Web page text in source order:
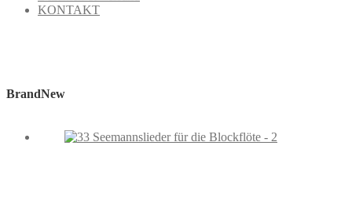
KONTAKT
BrandNew